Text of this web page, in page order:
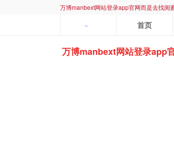
万博manbext网站登录app官网而是去找闺
首页
万博manbext网站登录app